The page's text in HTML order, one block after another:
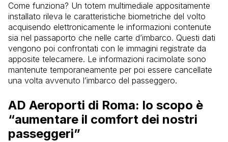
Come funziona? Un totem multimediale appositamente
installato rileva le caratteristiche biometriche del volto
acquisendo elettronicamente le informazioni contenute
sia nel passaporto che nelle carte d’imbarco. Questi dati
vengono poi confrontati con le immagini registrate da
apposite telecamere. Le informazioni racimolate sono
mantenute temporaneamente per poi essere cancellate
una volta avvenuto l’imbarco del passeggero.
AD Aeroporti di Roma: lo scopo è
“aumentare il comfort dei nostri
passeggeri”